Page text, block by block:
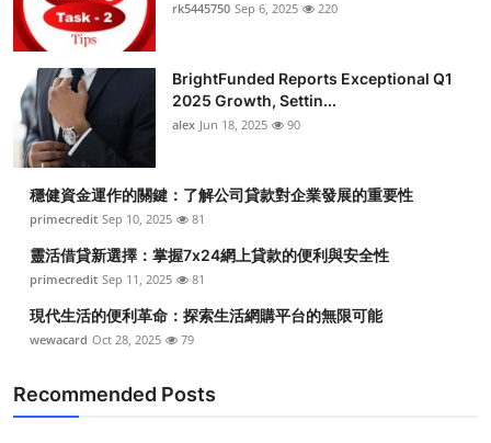
rk5445750 Sep 6, 2025 220
BrightFunded Reports Exceptional Q1
2025 Growth, Settin...
alex Jun 18, 2025 90
穩健資金運作的關鍵：了解公司貸款對企業發展的重要性
primecredit Sep 10, 2025 81
靈活借貸新選擇：掌握7x24網上貸款的便利與安全性
primecredit Sep 11, 2025 81
現代生活的便利革命：探索生活網購平台的無限可能
wewacard Oct 28, 2025 79
Recommended Posts